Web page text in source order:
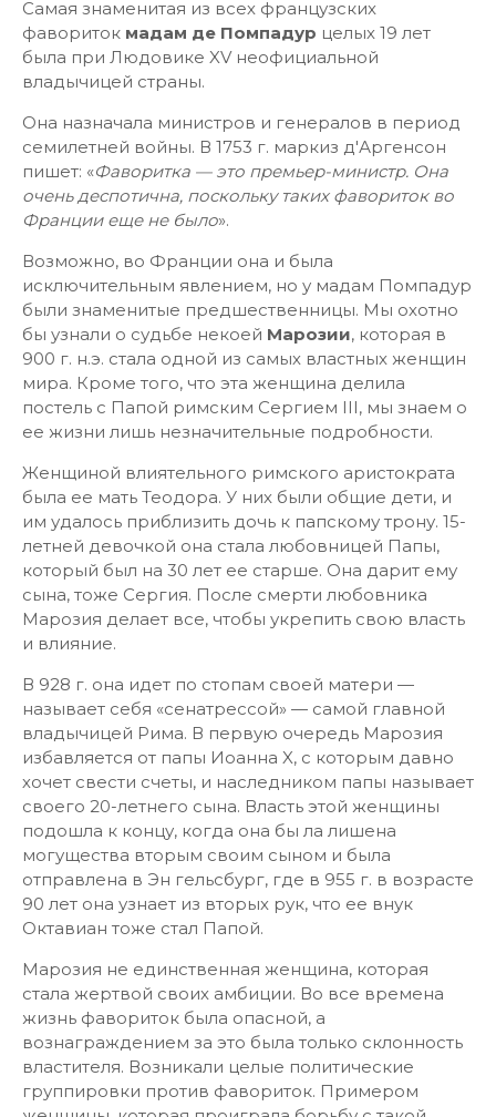
Самая знаменитая из всех французских
фавориток мадам де Помпадур целых 19 лет
была при Людовике XV неофициальной
владычицей страны.
Она назначала министров и генералов в период
семилетней войны. В 1753 г. маркиз д'Аргенсон
пишет: «Фаворитка — это премьер-министр. Она
очень деспотична, поскольку таких фавориток во
Франции еще не было».
Возможно, во Франции она и была
исключительным явлением, но у мадам Помпадур
были знаменитые предшественницы. Мы охотно
бы узнали о судьбе некоей Марозии, которая в
900 г. н.э. стала одной из самых властных женщин
мира. Кроме того, что эта женщина делила
постель с Папой римским Сергием III, мы знаем о
ее жизни лишь незначительные подробности.
Женщиной влиятельного римского аристократа
была ее мать Теодора. У них были общие дети, и
им удалось приблизить дочь к папскому трону. 15-
летней девочкой она стала любовницей Папы,
который был на 30 лет ее старше. Она дарит ему
сына, тоже Сергия. После смерти любовника
Марозия делает все, чтобы укрепить свою власть
и влияние.
В 928 г. она идет по стопам своей матери —
называет себя «сенатрессой» — самой главной
владычицей Рима. В первую очередь Марозия
избавляется от папы Иоанна X, с которым давно
хочет свести счеты, и наследником папы называет
своего 20-летнего сына. Власть этой женщины
подошла к концу, когда она бы ла лишена
могущества вторым своим сыном и была
отправлена в Эн гельсбург, где в 955 г. в возрасте
90 лет она узнает из вторых рук, что ее внук
Октавиан тоже стал Папой.
Марозия не единственная женщина, которая
стала жертвой своих амбиции. Во все времена
жизнь фавориток была опасной, а
вознаграждением за это была только склонность
властителя. Возникали целые политические
группировки против фавориток. Примером